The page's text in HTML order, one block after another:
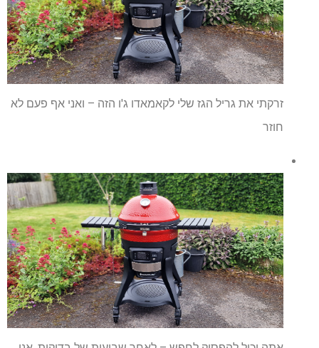
זרקתי את גריל הגז שלי לקאמאדו ג'ו הזה – ואני אף פעם לא
חוזר